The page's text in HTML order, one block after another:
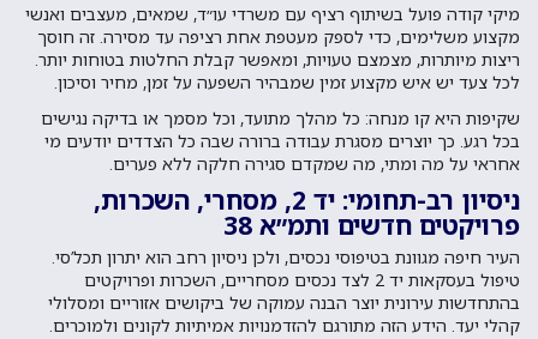
מיקי קודה פועל בשיתוף רציף עם משרדי עו״ד, שמאים, מעצבים ואנשי
מקצוע משלימים, כדי לספק מעטפת אחת רציפה עד מסירה. זה חוסך
ריצות מיותרות, מצמצם טעויות, ומאפשר קבלת החלטות בטוחות יותר.
לכל צעד יש איש מקצוע זמין שמבהיר השפעה על זמן, מחיר וסיכון.
שקיפות היא קו מנחה: כל מהלך מתועד, וכל מסמך או בדיקה נגישים
בכל רגע. כך יוצרים מסגרת עבודה ברורה שבה כל הצדדים יודעים מי
אחראי על מה ומתי, מה שמקדם סגירה חלקה ללא פערים.
ניסיון רב-תחומי: יד 2, מסחרי, השכרות,
פרויקטים חדשים ותמ״א 38
העיר חיפה מגוונת בטיפוסי נכסים, ולכן ניסיון רחב הוא יתרון תכל’סי.
טיפול בעסקאות יד 2 לצד נכסים מסחריים, השכרות ופרויקטים
בהתחדשות עירונית יוצר הבנה עמוקה של ביקושים אזוריים ומסלולי
קהלי יעד. הידע הזה מתורגם להזדמנויות אמיתיות לקונים ולמוכרים.